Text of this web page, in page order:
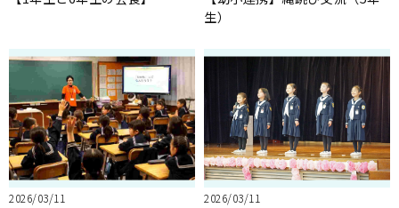
生）
2026/03/11 2026/03/11